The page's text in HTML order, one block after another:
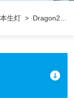
生灯 > Dragon220